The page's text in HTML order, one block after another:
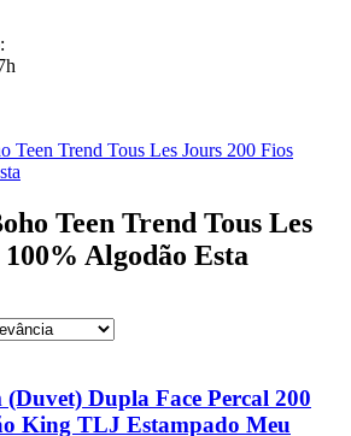
Teen Trend Tous Les Jours 200 Fios
Teen Trend Tous Les
Algodão Esta
Dupla Face Percal 200
King TLJ Estampado Meu